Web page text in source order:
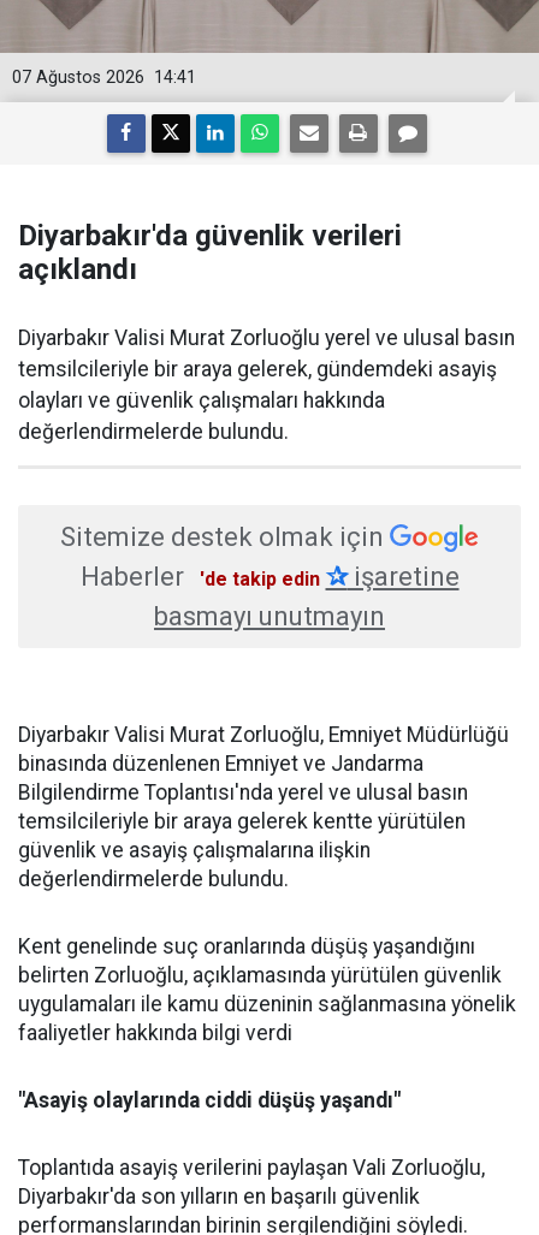
14:41
07 Ağustos 2026
Diyarbakır'da güvenlik verileri
açıklandı
Diyarbakır Valisi Murat Zorluoğlu yerel ve ulusal basın
temsilcileriyle bir araya gelerek, gündemdeki asayiş
olayları ve güvenlik çalışmaları hakkında
değerlendirmelerde bulundu.
Sitemize destek olmak için
Haberler
'de takip edin ✰işaretine
basmayı unutmayın
Diyarbakır Valisi Murat Zorluoğlu, Emniyet Müdürlüğü
binasında düzenlenen Emniyet ve Jandarma
Bilgilendirme Toplantısı'nda yerel ve ulusal basın
temsilcileriyle bir araya gelerek kentte yürütülen
güvenlik ve asayiş çalışmalarına ilişkin
değerlendirmelerde bulundu.
Kent genelinde suç oranlarında düşüş yaşandığını
belirten Zorluoğlu, açıklamasında yürütülen güvenlik
uygulamaları ile kamu düzeninin sağlanmasına yönelik
faaliyetler hakkında bilgi verdi
"Asayiş olaylarında ciddi düşüş yaşandı"
Toplantıda asayiş verilerini paylaşan Vali Zorluoğlu,
Diyarbakır'da son yılların en başarılı güvenlik
performanslarından birinin sergilendiğini söyledi.